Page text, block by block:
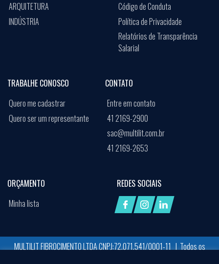
ARQUITETURA
INDÚSTRIA
Código de Conduta
Política de Privacidade
Relatórios de Transparência
Salarial
ORÇAMENTO
Minha lista
TRABALHE CONOSCO
Quero me cadastrar
Quero ser um representante
CONTATO
Entre em contato
41 2169-2900
sac@multilit.com.br
41 2169-2653
REDES SOCIAIS
MULTILIT FIBROCIMENTO LTDA CNPJ:72.071.541/0001-11 | Todos os